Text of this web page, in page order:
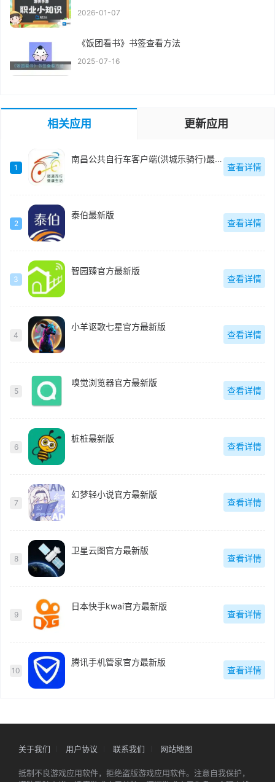
2026-01-07
《饭团看书》书签查看方法
2025-07-16
相关应用 更新应用
1
南昌公共自行车客户端(洪城乐骑行)最新版
查看详情
2
泰伯最新版
查看详情
3
智园臻官方最新版
查看详情
4
小羊讴歌七星官方最新版
查看详情
5
嗅觉浏览器官方最新版
查看详情
6
桩桩最新版
查看详情
7
幻梦轻小说官方最新版
查看详情
8
卫星云图官方最新版
查看详情
9
日本快手kwai官方最新版
查看详情
10
腾讯手机管家官方最新版
查看详情
关于我们 用户协议 联系我们 网站地图
抵制不良游戏应用软件，拒绝盗版游戏应用软件。注意自我保护，